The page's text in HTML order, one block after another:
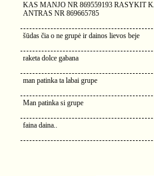
KAS MANJO NR 869559193 RASYKIT
ANTRAS NR 869665785
šūdas čia o ne grupė ir dainos lievos beje
raketa dolce gabana
man patinka ta labai grupe
Man patinka si grupe
faina daina..